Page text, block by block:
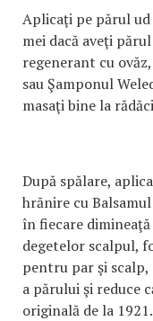
Aplicaţi pe părul
mei dacă aveţi
regenerant cu
sau Şamponul
masaţi bine la
După spălare,
hrănire cu
în fiecare
degetelor scalpul,
pentru par şi
a părului şi reduce
originală de la 1921.